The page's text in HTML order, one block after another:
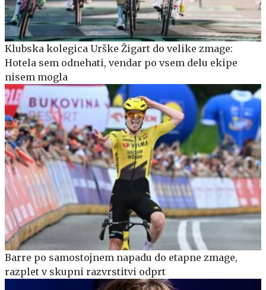
Klubska kolegica Urške Žigart do velike zmage:
Hotela sem odnehati, vendar po vsem delu ekipe
nisem mogla
Barre po samostojnem napadu do etapne zmage,
razplet v skupni razvrstitvi odprt